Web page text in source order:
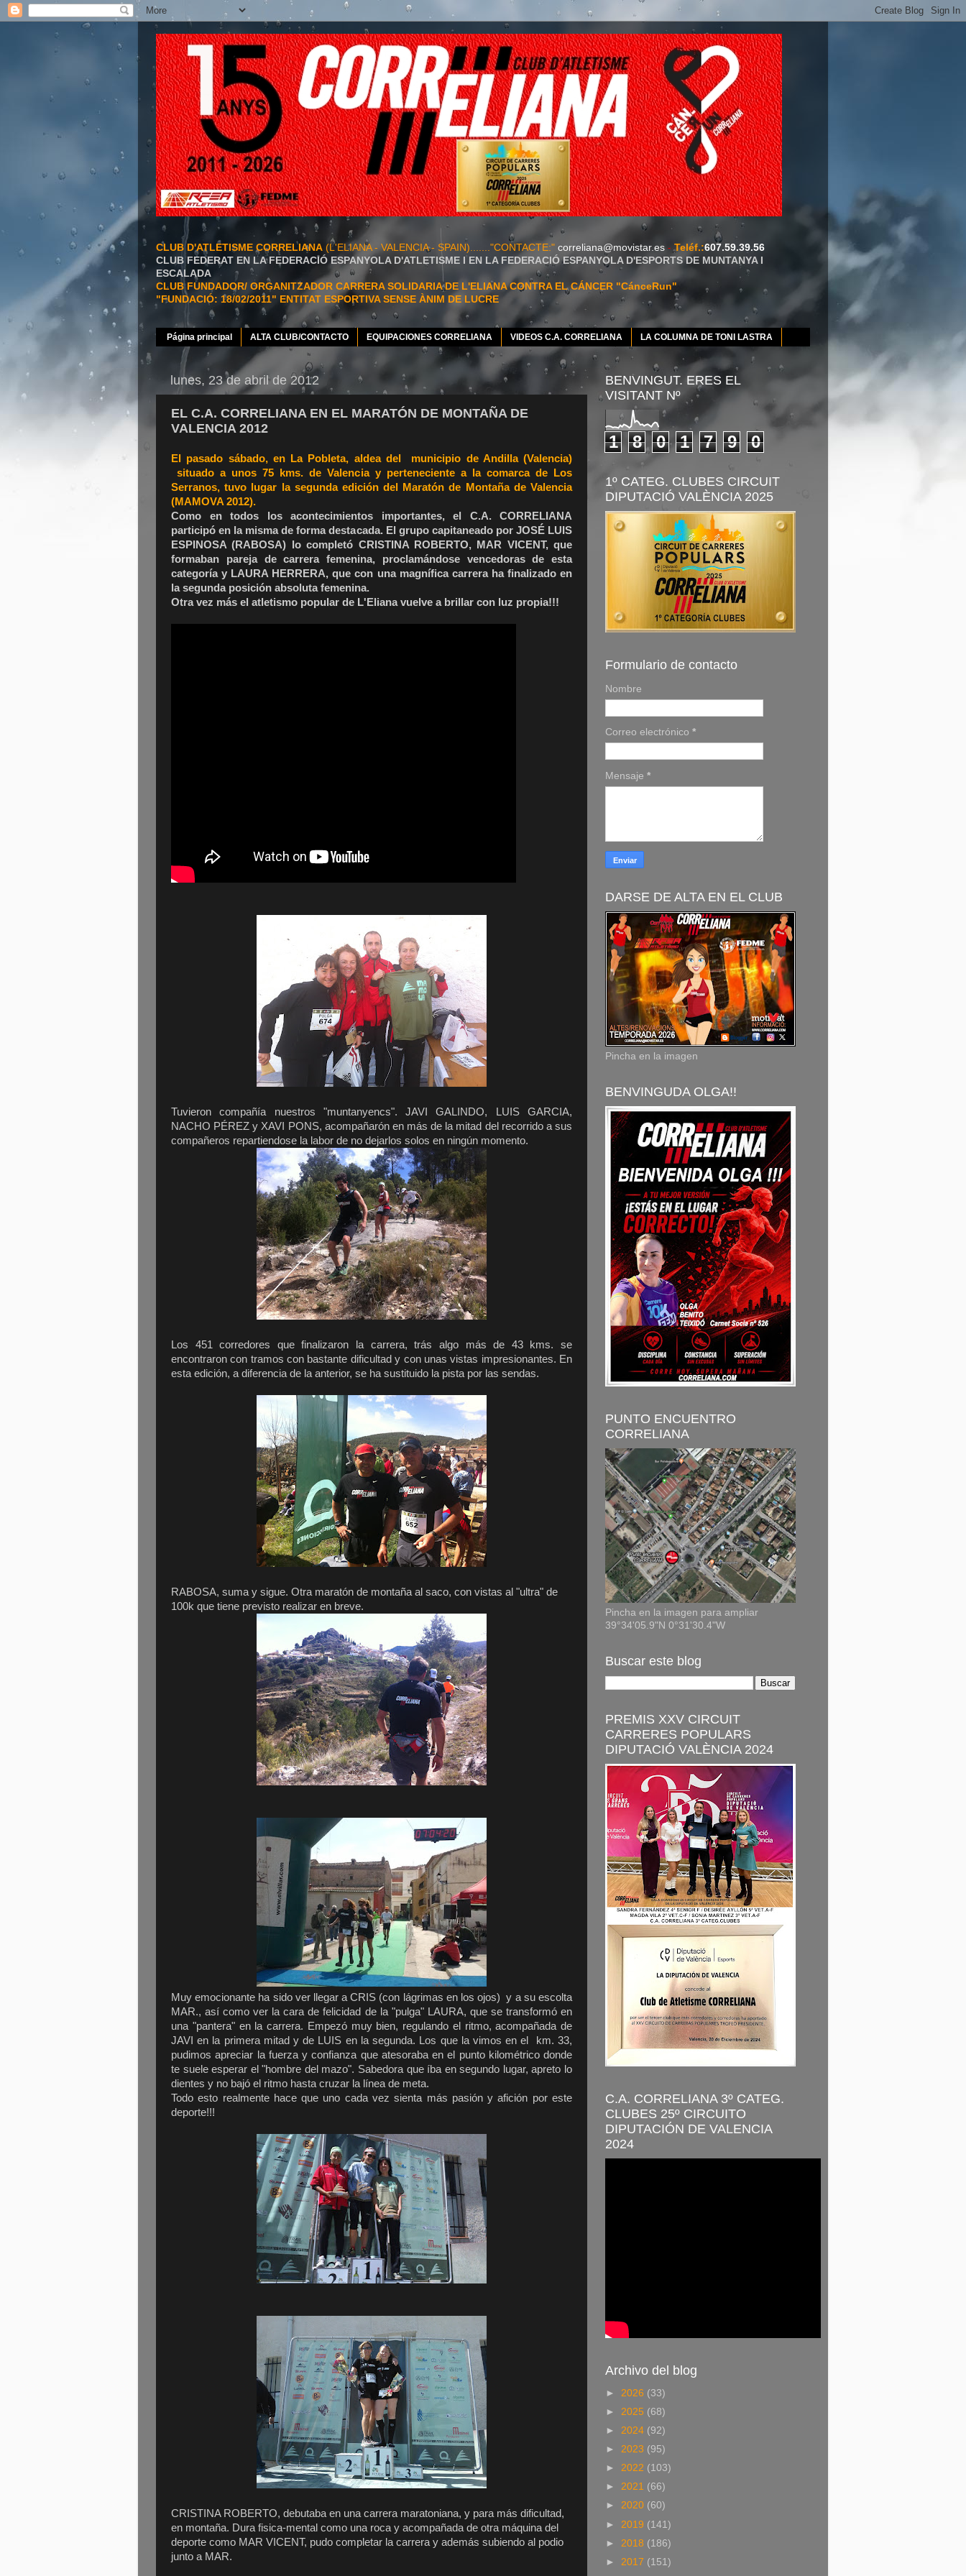
CLUB D'ATLETISME CORRELIANA (L'ELIANA - VALENCIA - SPAIN)......."CONTACTE:" correliana@movistar.es -Teléf.:607.59.39.56
CLUB FEDERAT EN LA FEDERACIÓ ESPANYOLA D'ATLETISME I EN LA FEDERACIÓ ESPANYOLA D'ESPORTS DE MUNTANYA I
ESCALADA
CLUB FUNDADOR/ ORGANITZADOR CARRERA SOLIDARIA DE L'ELIANA CONTRA EL CÁNCER "CánceRun"
"FUNDACIÓ: 18/02/2011" ENTITAT ESPORTIVA SENSE ÀNIM DE LUCRE
Página principal ALTA CLUB/CONTACTO EQUIPACIONES CORRELIANA VIDEOS C.A. CORRELIANA LA COLUMNA DE TONI LASTRA
lunes, 23 de abril de 2012
EL C.A. CORRELIANA EN EL MARATÓN DE MONTAÑA DE
VALENCIA 2012
El pasado sábado, en La Pobleta, aldea del municipio de Andilla (Valencia)
situado a unos 75 kms. de Valencia y perteneciente a la comarca de Los
Serranos, tuvo lugar la segunda edición del Maratón de Montaña de Valencia
(MAMOVA 2012).
Como en todos los acontecimientos importantes, el C.A. CORRELIANA
participó en la misma de forma destacada. El grupo capitaneado por JOSÉ LUIS
ESPINOSA (RABOSA) lo completó CRISTINA ROBERTO, MAR VICENT, que
formaban pareja de carrera femenina, proclamándose vencedoras de esta
categoría y LAURA HERRERA, que con una magnífica carrera ha finalizado en
la segunda posición absoluta femenina.
Otra vez más el atletismo popular de L'Eliana vuelve a brillar con luz propia!!!
Tuvieron compañía nuestros "muntanyencs". JAVI GALINDO, LUIS GARCIA,
NACHO PÉREZ y XAVI PONS, acompañarón en más de la mitad del recorrido a sus
compañeros repartiendose la labor de no dejarlos solos en ningún momento.
Los 451 corredores que finalizaron la carrera, trás algo más de 43 kms. se
encontraron con tramos con bastante dificultad y con unas vistas impresionantes. En
esta edición, a diferencia de la anterior, se ha sustituido la pista por las sendas.
RABOSA, suma y sigue. Otra maratón de montaña al saco, con vistas al "ultra" de
100k que tiene previsto realizar en breve.
Muy emocionante ha sido ver llegar a CRIS (con lágrimas en los ojos) y a su escolta
MAR., así como ver la cara de felicidad de la "pulga" LAURA, que se transformó en
una "pantera" en la carrera. Empezó muy bien, regulando el ritmo, acompañada de
JAVI en la primera mitad y de LUIS en la segunda. Los que la vimos en el km. 33,
pudimos apreciar la fuerza y confianza que atesoraba en el punto kilométrico donde
te suele esperar el "hombre del mazo". Sabedora que íba en segundo lugar, apreto lo
dientes y no bajó el ritmo hasta cruzar la línea de meta.
Todo esto realmente hace que uno cada vez sienta más pasión y afición por este
deporte!!!
CRISTINA ROBERTO, debutaba en una carrera maratoniana, y para más dificultad,
en montaña. Dura fisica-mental como una roca y acompañada de otra máquina del
deporte como MAR VICENT, pudo completar la carrera y además subiendo al podio
junto a MAR.
BENVINGUT. ERES EL
VISITANT Nº
1 8 0 1 7 9 0
1º CATEG. CLUBES CIRCUIT
DIPUTACIÓ VALÈNCIA 2025
Formulario de contacto
Nombre
Correo electrónico *
Mensaje *
DARSE DE ALTA EN EL CLUB
Pincha en la imagen
BENVINGUDA OLGA!!
PUNTO ENCUENTRO
CORRELIANA
Pincha en la imagen para ampliar
39°34'05.9"N 0°31'30.4"W
Buscar este blog
PREMIS XXV CIRCUIT
CARRERES POPULARS
DIPUTACIÓ VALÈNCIA 2024
C.A. CORRELIANA 3º CATEG.
CLUBES 25º CIRCUITO
DIPUTACIÓN DE VALENCIA
2024
Archivo del blog
► 2026 (33)
► 2025 (68)
► 2024 (92)
► 2023 (95)
► 2022 (103)
► 2021 (66)
► 2020 (60)
► 2019 (141)
► 2018 (186)
► 2017 (151)